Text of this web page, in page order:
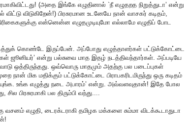
(அதை இங்கே எழுதினால் `நீ எழுதறத நிறுத்துடா’ என்று
விடுகிறேன்!) பிரசுரமான உடனேயே நான் வாசகர் கடிதம்,
என்னென்ன எழுதமுடியுமோ எல்லாமே எழுதிப் போட
கொண்டே இருப்பேன். அப்போது எழுத்தாளர்கள் பட்டுக்கோட்டை
ஜூனியர்’ என்று பல்சுவை மாத இதழ் நடத்திவந்தார்கள். அப்படியே
ஒத்திருந்தது. ஒவ்வொரு மாதமும் அதற்கு பல படைப்புகள்
நான் மிக மதிக்கும் பட்டுக்கோட்டை பிராபகரிடமிருந்து ஒரு கடிதம்
உங்க எழுத்து நடை அபாரம்’ என்று. அவ்வளவுதான்! இதே போல
பிரசுரமாகி பல திரும்பி வந்து....
வசனம் எழுதி, டைரக்டராகி தமிழக மக்களை சும்மா விடக்கூடாதுடா